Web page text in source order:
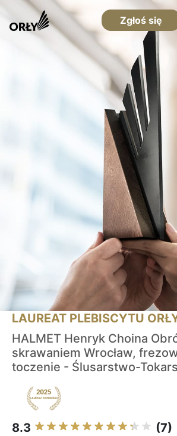
Zgłoś się
LAUREAT PLEBISCYTU
HALMET Henryk Choina
skrawaniem Wrocław,
toczenie - Ślusarstwo-
8.3 (7)